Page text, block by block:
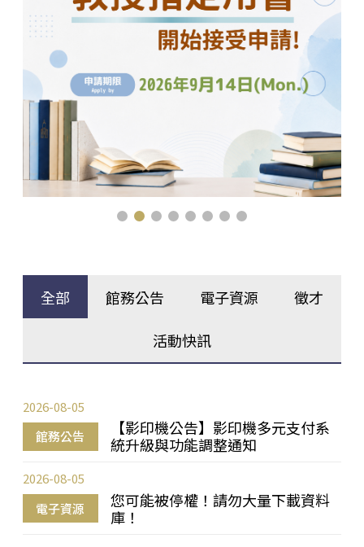
全部 館務公告 電子資源 徵才
活動快訊
館務公告
【影印機公告】影印機多元支付系
統升級與功能調整通知
2026-08-05
電子資源
您可能被停權！請勿大量下載資料
庫！
2026-08-05